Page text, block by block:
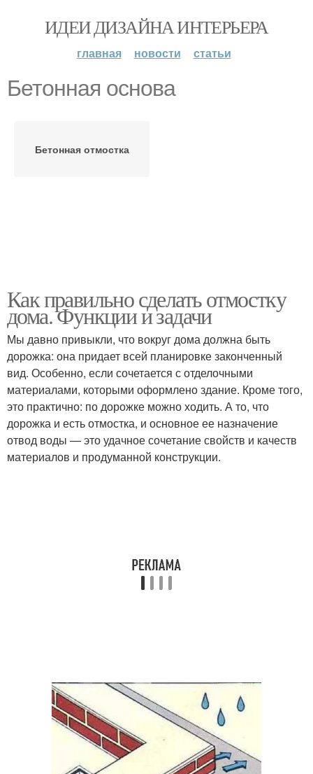
ИДЕИ ДИЗАЙНА ИНТЕРЬЕРА
главная новости статьи
Бетонная основа
Бетонная отмостка
Как правильно сделать отмостку
дома. Функции и задачи
Мы давно привыкли, что вокруг дома должна быть
дорожка: она придает всей планировке законченный
вид. Особенно, если сочетается с отделочными
материалами, которыми оформлено здание. Кроме того,
это практично: по дорожке можно ходить. А то, что
дорожка и есть отмостка, и основное ее назначение
отвод воды — это удачное сочетание свойств и качеств
материалов и продуманной конструкции.